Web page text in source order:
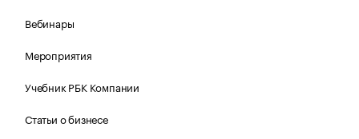
Вебинары
Мероприятия
Учебник РБК Компании
Статьи о бизнесе